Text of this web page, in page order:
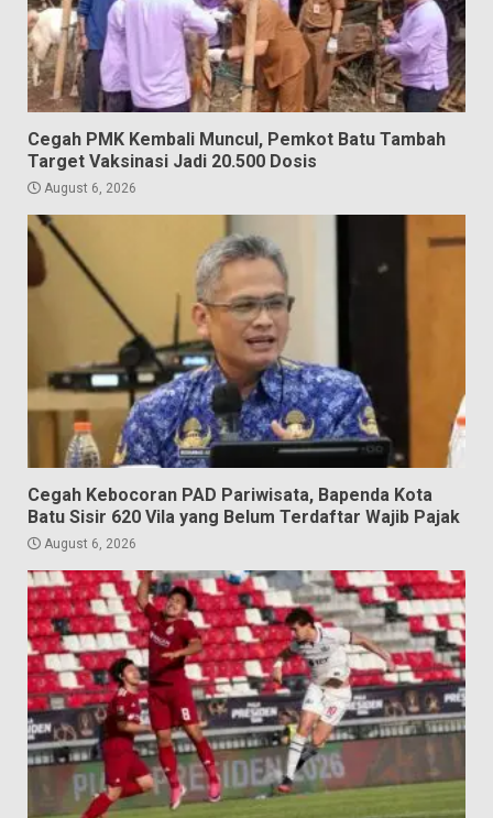
Cegah PMK Kembali Muncul, Pemkot Batu Tambah
Target Vaksinasi Jadi 20.500 Dosis
August 6, 2026
Cegah Kebocoran PAD Pariwisata, Bapenda Kota
Batu Sisir 620 Vila yang Belum Terdaftar Wajib Pajak
August 6, 2026